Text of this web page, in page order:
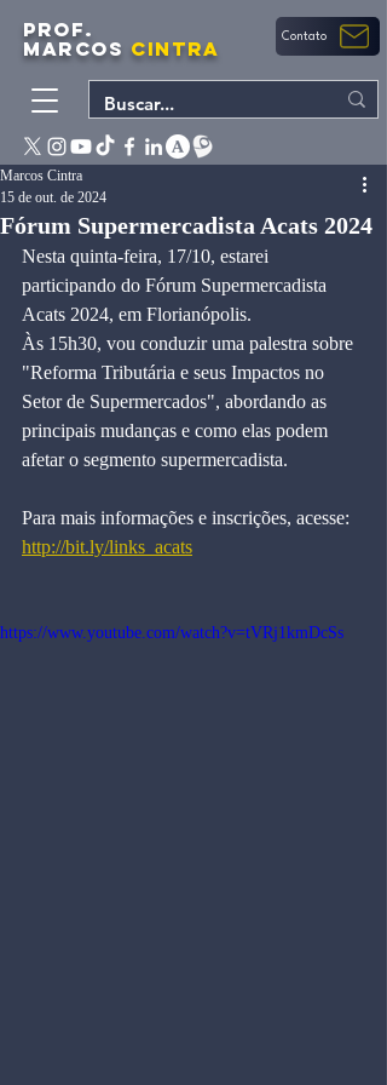
PROF.
MARCOS CINTRA Contato
Fórum Supermercadista Acats 2024
Marcos Cintra
15 de out. de 2024
Nesta quinta-feira, 17/10, estarei
participando do Fórum Supermercadista
Acats 2024, em Florianópolis.
Às 15h30, vou conduzir uma palestra sobre
"Reforma Tributária e seus Impactos no
Setor de Supermercados", abordando as
principais mudanças e como elas podem
afetar o segmento supermercadista.
Para mais informações e inscrições, acesse:
http://bit.ly/links_acats
https://www.youtube.com/watch?v=tVRj1kmDcSs